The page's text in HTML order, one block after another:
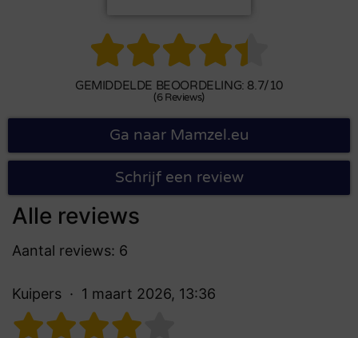

GEMIDDELDE BEOORDELING: 8.7/10
(6 Reviews)
Ga naar Mamzel.eu
Schrijf een review
Alle reviews
Aantal reviews: 6
Kuipers 1 maart 2026, 13:36